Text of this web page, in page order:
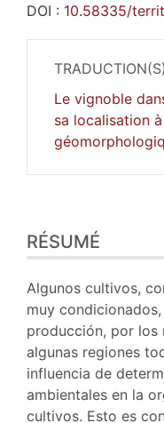
DOI : 10.58335/
Le vignoble
sa localisation
Plan
Texte
Bibliographie
Illustrations
Citer cet article
Auteur
RÉSUMÉ
Algunos cultivos,
muy
producción, por los
algunas regiones
influencia de
ambientales en la
cultivos. Esto es